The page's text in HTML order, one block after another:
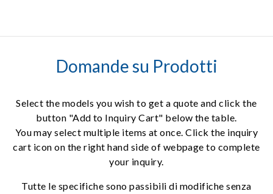
Domande su Prodotti
Select the models you wish to get a quote and click the
button "Add to Inquiry Cart" below the table.
You may select multiple items at once. Click the inquiry
cart icon on the right hand side of webpage to complete
your inquiry.
Tutte le specifiche sono passibili di modifiche senza